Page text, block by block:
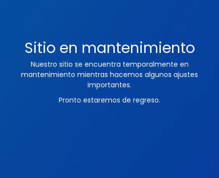
Sitio en mantenimiento
Nuestro sitio se encuentra temporalmente en
mantenimiento mientras hacemos algunos ajustes
importantes.
Pronto estaremos de regreso.